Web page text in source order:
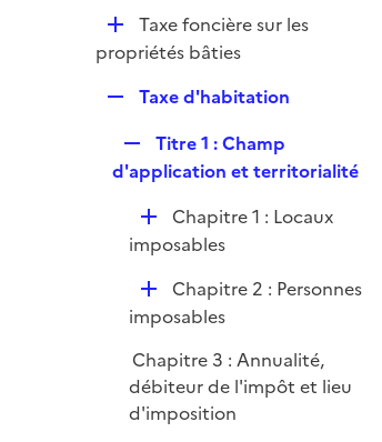
i
D
é
r
Taxe foncière sur les
propriétés bâties
p
l
r
Taxe d'habitation
e
l
i
e
r
Titre 1 : Champ
d'application et territorialité
D
é
i
r
Chapitre 1 : Locaux
imposables
D
é
l
i
e
Chapitre 2 : Personnes
imposables
Chapitre 3 : Annualité,
débiteur de l'impôt et lieu
d'imposition